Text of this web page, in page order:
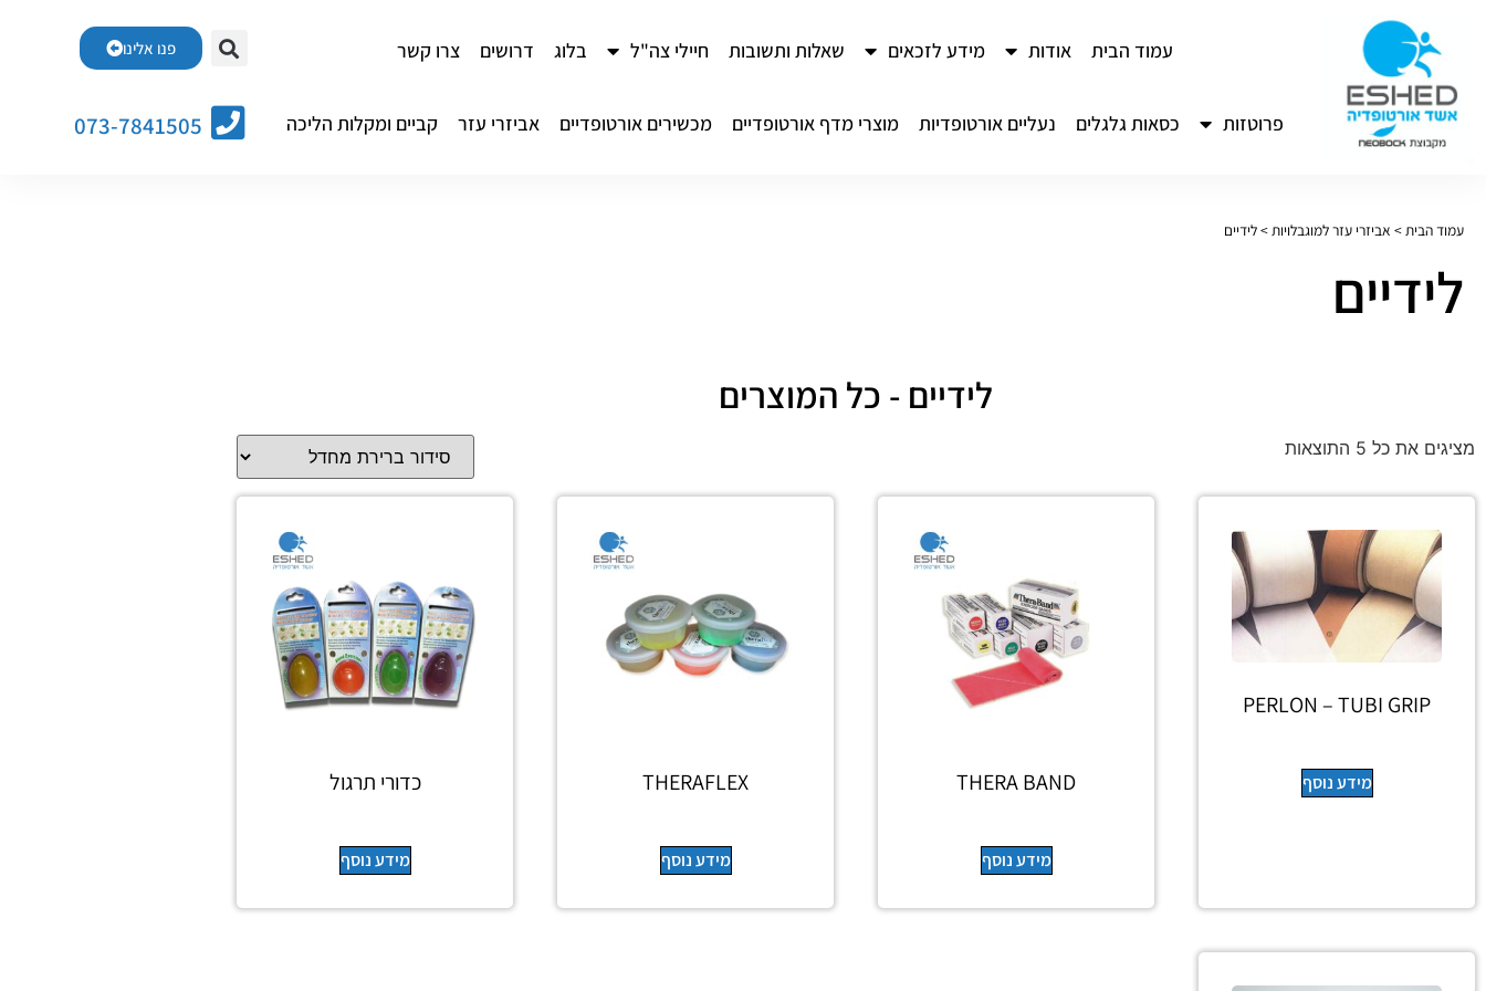
עמוד הבית אודות מידע לזכאים שאלות ותשובות חיילי צה"ל בלוג דרושים צרו קשר
פרוטזות כסאות גלגלים נעליים אורטופדיות מוצרי מדף אורטופדיים מכשירים אורטופדיים אביזרי עזר קביים ומקלות הליכה
פנו אלינו
073-7841505
עמוד הבית> אביזרי עזר למוגבלויות>לידיים
לידיים
לידיים - כל המוצרים
מציגים את כל ⁦5⁩ התוצאות
PERLON – TUBI GRIP
מידע נוסף THERA BAND
מידע נוסף
THERAFLEX
מידע נוסף
כדורי תרגול
מידע נוסף